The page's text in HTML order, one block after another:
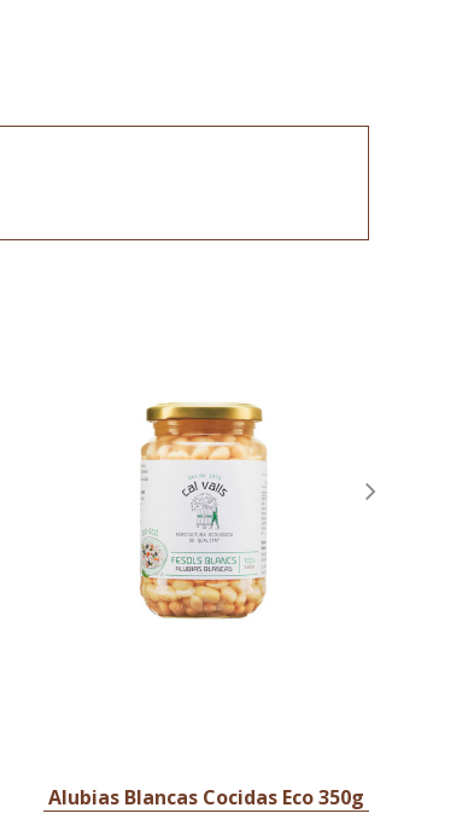
Alubias Blancas Cocidas Eco 350g